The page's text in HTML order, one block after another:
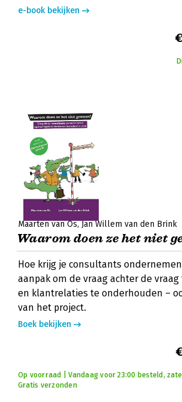
e-book bekijken
Maarten van Os Jan Willem van den Brink
Waarom doen ze het niet
Hoe krijg je consultants
aanpak om de vraag achter de
en klantrelaties te onderhouden –
van het project.
Boek bekijken
Op voorraad | Vandaag voor 23:00 besteld,
Gratis verzonden